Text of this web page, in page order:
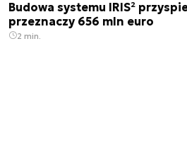
Budowa systemu IRIS²
przeznaczy 656 mln euro
2 min.